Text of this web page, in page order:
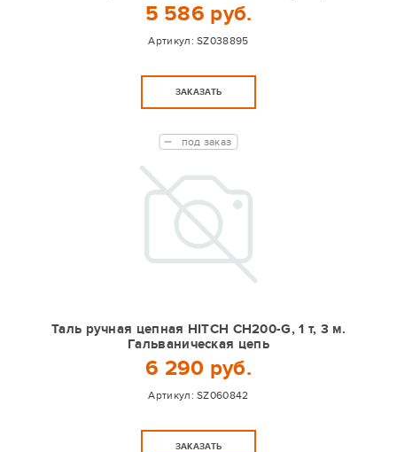
5 586 руб.
Артикул:SZ038895
ЗАКАЗАТЬ
Таль ручная цепная HITCH CH200-G, 1 т, 3 м.
Гальваническая цепь
6 290 руб.
Артикул:SZ060842
под заказ
ЗАКАЗАТЬ